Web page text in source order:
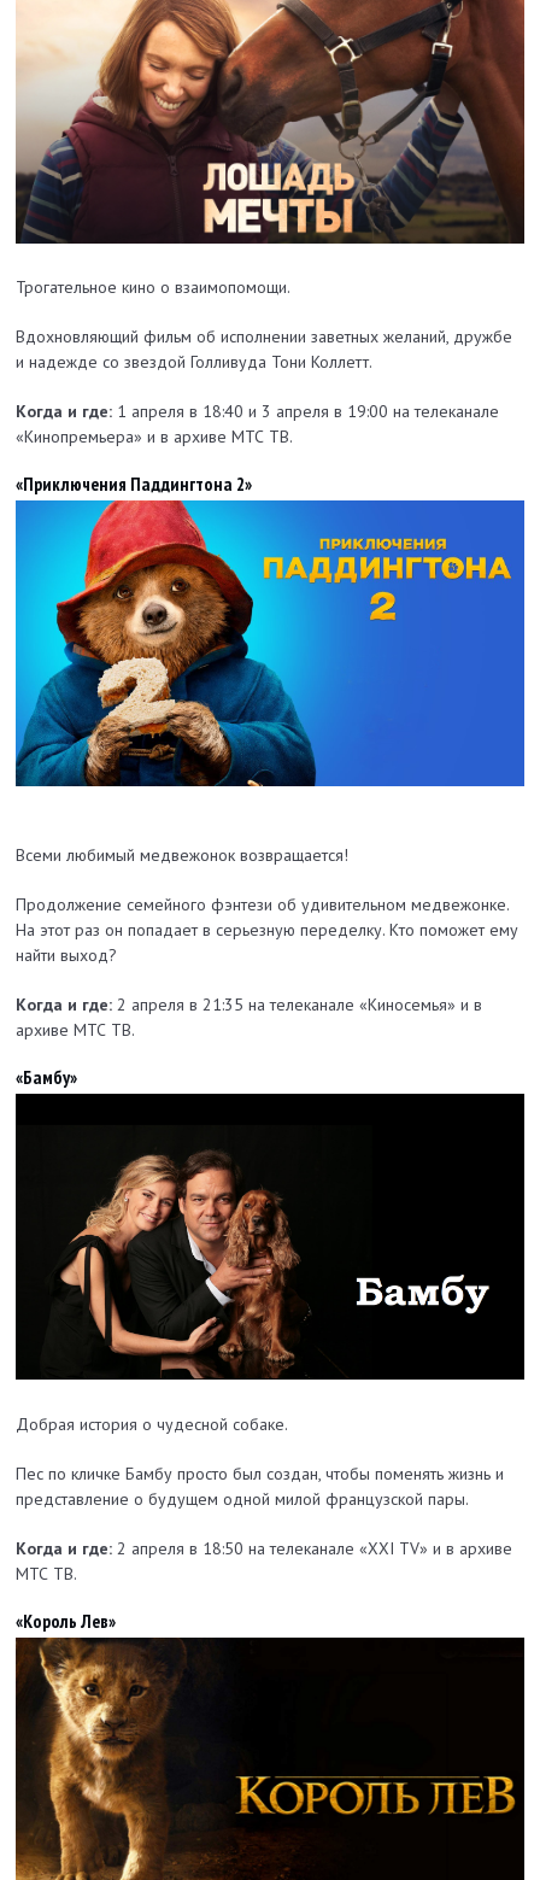
Трогательное кино о взаимопомощи.
Вдохновляющий фильм об исполнении заветных желаний, дружбе
и надежде со звездой Голливуда Тони Коллетт.
Когда и где: 1 апреля в 18:40 и 3 апреля в 19:00 на телеканале
«Кинопремьера» и в архиве МТС ТВ.
«Приключения Паддингтона 2»
Всеми любимый медвежонок возвращается!
Продолжение семейного фэнтези об удивительном медвежонке.
На этот раз он попадает в серьезную переделку. Кто поможет ему
найти выход?
Когда и где: 2 апреля в 21:35 на телеканале «Киносемья» и в
архиве МТС ТВ.
«Бамбу»
Добрая история о чудесной собаке.
Пес по кличке Бамбу просто был создан, чтобы поменять жизнь и
представление о будущем одной милой французской пары.
Когда и где: 2 апреля в 18:50 на телеканале «XXI TV» и в архиве
МТС ТВ.
«Король Лев»